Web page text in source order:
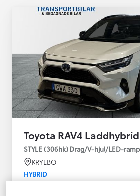
Toyota RAV4 Laddhybrid
STYLE (306hk) Drag/V-hjul/LED-ramp
KRYLBO
HYBRID